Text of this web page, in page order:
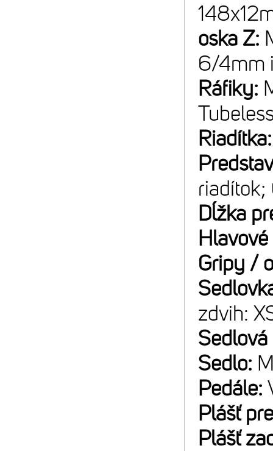
oska Z:
6/4mm
Ráfiky:
riadítok;
Dĺžka
Gripy /
zdvih:
Sedlo:
Pedále:
Plášť
Plášť